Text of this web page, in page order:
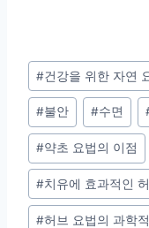
Post
Tags:
#건강을 위한 자연
#불안 #수면
#약초 요법의 이점
#치유에 효과적인
#허브 요법의 과학